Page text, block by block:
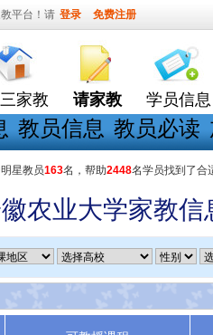
平台！请 登录 免费注册
家教 请家教 学员信息
教员信息 教员必读
星教员163名，帮助2448名学员找到了合
农业大学家教信